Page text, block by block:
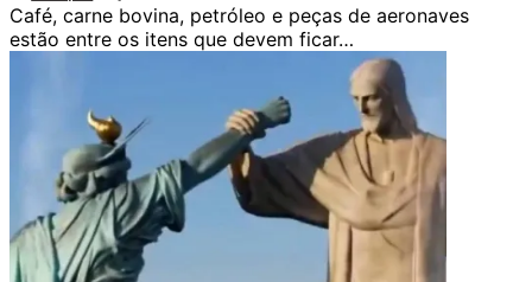
Café, carne bovina, petróleo e peças de aeronaves
estão entre os itens que devem ficar…